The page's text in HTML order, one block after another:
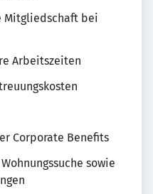
bei
Arbeitszeiten
Corporate Benefits
sowie